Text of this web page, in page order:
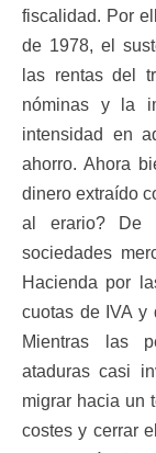
fiscalidad. Por
de 1978, el
las rentas del
nóminas y la
intensidad en
ahorro. Ahora
dinero extraído
al erario? De
sociedades
Hacienda por
cuotas de IVA y
Mientras las
ataduras casi
migrar hacia un
costes y cerrar